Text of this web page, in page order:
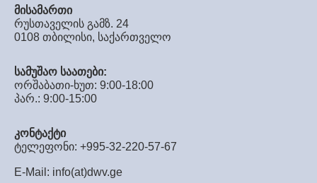
მისამართი
რუსთაველის გამზ. 24
0108 თბილისი, საქართველო
სამუშაო საათები:
ორშაბათი-ხუთ: 9:00-18:00
პარ.: 9:00-15:00
კონტაქტი
ტელეფონი: +995-32-220-57-67
E-Mail: info(at)dwv.ge